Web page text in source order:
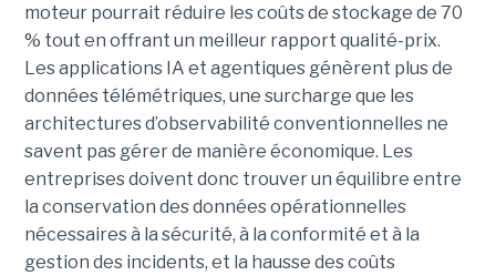
moteur pourrait réduire les coûts de stockage de 70
% tout en offrant un meilleur rapport qualité-prix.
Les applications IA et agentiques génèrent plus de
données télémétriques, une surcharge que les
architectures d’observabilité conventionnelles ne
savent pas gérer de manière économique. Les
entreprises doivent donc trouver un équilibre entre
la conservation des données opérationnelles
nécessaires à la sécurité, à la conformité et à la
gestion des incidents, et la hausse des coûts